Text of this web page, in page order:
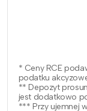
* Ceny RCE
podatku
** Depozyt
jest dodatkowo
*** Przy ujemnej